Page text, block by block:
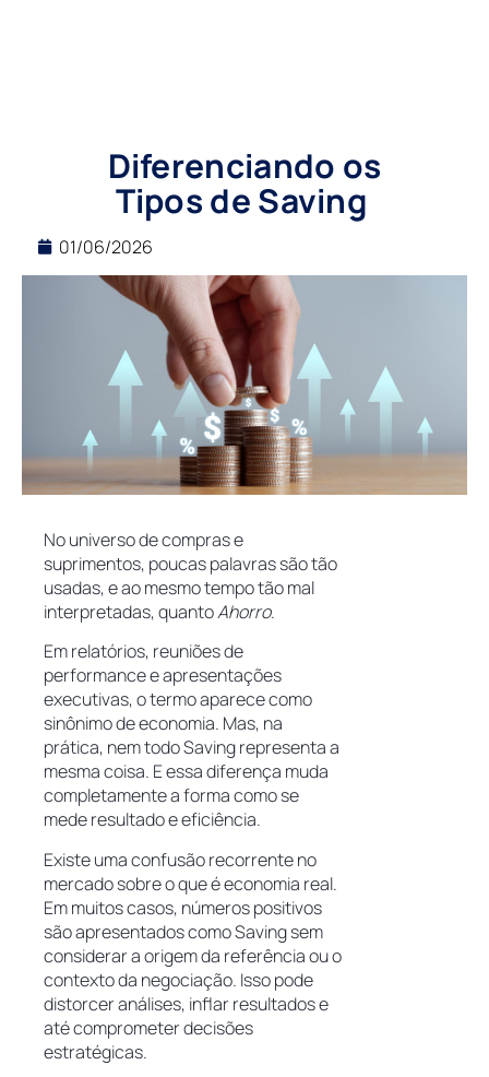
Diferenciando os
Tipos de Saving
01/06/2026
No universo de compras e
suprimentos, poucas palavras são tão
usadas, e ao mesmo tempo tão mal
interpretadas, quantoAhorro.
Em relatórios, reuniões de
performance e apresentações
executivas, o termo aparece como
sinônimo de economia. Mas, na
prática, nem todo Saving representa a
mesma coisa. E essa diferença muda
completamente a forma como se
mede resultado e eficiência.
Existe uma confusão recorrente no
mercado sobre o que é economia real.
Em muitos casos, números positivos
são apresentados como Saving sem
considerar a origem da referência ou o
contexto da negociação. Isso pode
distorcer análises, inflar resultados e
até comprometer decisões
estratégicas.